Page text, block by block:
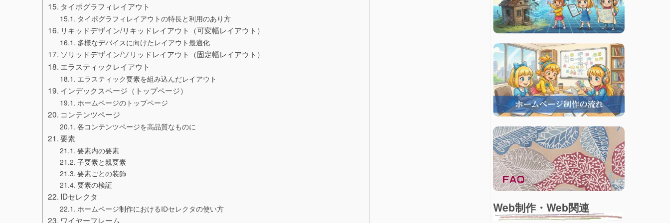
タイポグラフィレイアウト
タイポグラフィレイアウトの特長と利用のあり方
リキッドデザイン/リキッドレイアウト（可変幅レイアウト）
多様なデバイスに向けたレイアウト最適化
ソリッドデザイン/ソリッドレイアウト（固定幅レイアウト）
エラスティックレイアウト
エラスティック要素を組み込んだレイアウト
インデックスページ（トップページ）
ホームページのトップページ
コンテンツページ
各コンテンツページを高品質なものに
要素
要素内の要素
子要素と親要素
要素ごとの装飾
要素の検証
IDセレクタ
ホームページ制作におけるIDセレクタの使い方
ワイヤーフレーム
Web制作・Web関連